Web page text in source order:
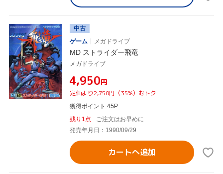
中古
ゲーム
メガドライブ
MD ストライダー飛竜
メガドライブ
¥4,950円
定価より2,750円（35%）おトク
獲得ポイント 45P
残り1点
ご注文はお早めに
発売年月日：1990/09/29
カートへ追加